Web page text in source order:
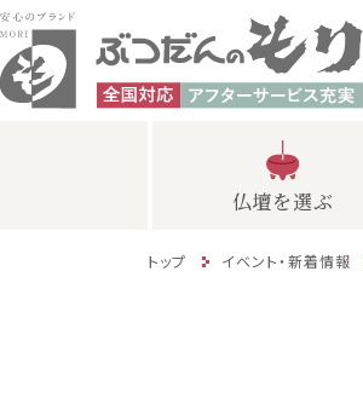
仏壇を選ぶ
トップ イベント・新着情報